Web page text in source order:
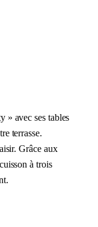
» avec ses tables
terrasse.
Grâce aux
à trois